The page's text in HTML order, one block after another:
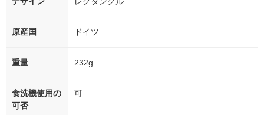
原産国 ドイツ
重量 232g
食洗機使用の
可否
可